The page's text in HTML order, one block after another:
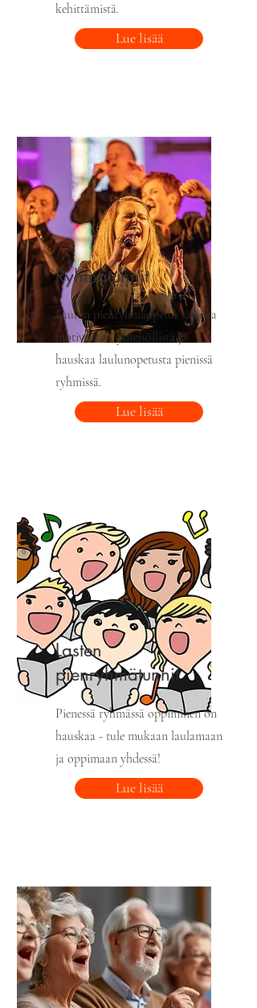
kehittämistä.
Lue lisää
Ryhmätunnit
Laulun pienryhmäopetus tarjoaa
motivoivaa, yhteisöllistä ja
hauskaa laulunopetusta pienissä
ryhmissä.
Lue lisää
Lasten
pienryhmätunnit
Pienessä ryhmässä oppiminen on
hauskaa - tule mukaan laulamaan
ja oppimaan yhdessä!
Lue lisää